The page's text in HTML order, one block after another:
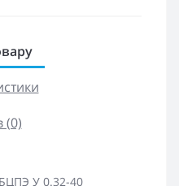
(0)
У 0.32-40